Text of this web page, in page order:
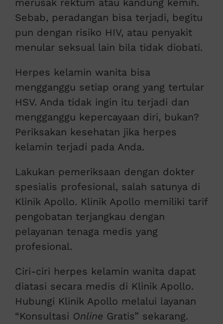
merusak rektum atau kandung kemih.
Sebab, peradangan bisa terjadi, begitu
pun dengan risiko HIV, atau penyakit
menular seksual lain bila tidak diobati.
Herpes kelamin wanita bisa
mengganggu setiap orang yang tertular
HSV. Anda tidak ingin itu terjadi dan
mengganggu kepercayaan diri, bukan?
Periksakan kesehatan jika herpes
kelamin terjadi pada Anda.
Lakukan pemeriksaan dengan dokter
spesialis profesional, salah satunya di
Klinik Apollo. Klinik Apollo memiliki tarif
pengobatan terjangkau dengan
pelayanan tenaga medis yang
profesional.
Ciri-ciri herpes kelamin wanita dapat
diatasi secara medis di Klinik Apollo.
Hubungi Klinik Apollo melalui layanan
“Konsultasi Online Gratis” sekarang.